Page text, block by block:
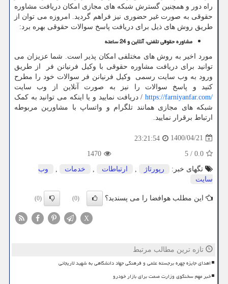
راه دور و همچنین گسترش شبکه های مجازی امکان دریافت مشاوره
حقوقی به صورت غیر حضوری نیز فراهم گردید. امروزه می توان از
طریق روش های ذیل برای دریافت پاسخ سوالات حقوقی بهره برد:
مشاوره حقوقی تلفنی، آنلاین و 24 ساعته
مورد اخیر به روش های مختلفی امکان پذیر است. شما عزیزان می
توانید برای دریافت مشاوره حقوقی با وکیل فرنیانن فر از طریق
ورود به وب سایت رسمی وکیل فرنیانن فر سوالات خود را مطرح
کنید و پاسخ سوالات را نیز به صورت آنلاین از وب سایت
https://farniyanfar.com/ / دریافت نمایید و یا اینکه می توانید به کمک
شبکه های مجازی همانند تلگرام و واتساپ با مشاورین مربوطه
ارتباط برقرار نمایید.
1400/04/21
23:21:54
0.0
/
5
1470
تگهای خبر:
رپورتاژ , ارتباطات , خدمات ,
وب
سایت
این مطلب هوافضا را می پسندید؟ (0)
(0)
X
تازه ترین مطالب مرتبط
اهدای جایزه چهره برجسته علمی و فرهنگی جهاد دانشگاهی به شهید لاریجانی
خبر مهم سخنگوی وزارت صمت برای بازار خودرو